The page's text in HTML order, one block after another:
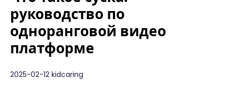
руководство по
одноранговой видео
платформе
2025-02-12 kidcaring